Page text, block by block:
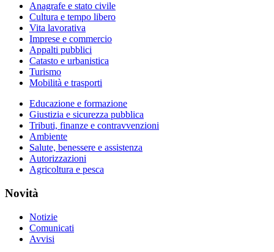
Anagrafe e stato civile
Cultura e tempo libero
Vita lavorativa
Imprese e commercio
Appalti pubblici
Catasto e urbanistica
Turismo
Mobilità e trasporti
Educazione e formazione
Giustizia e sicurezza pubblica
Tributi, finanze e contravvenzioni
Ambiente
Salute, benessere e assistenza
Autorizzazioni
Agricoltura e pesca
Novità
Notizie
Comunicati
Avvisi